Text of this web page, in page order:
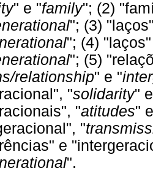
" e "family"; (2)
"; (3)
"; (4)
"; (5)
relationship" e "
"solidarity"
"atitudes"
"
e
".